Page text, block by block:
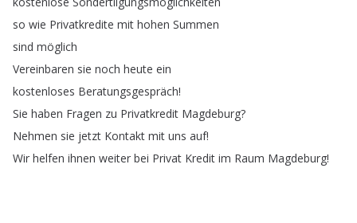
so wie Privatkredite mit hohen Summen
sind möglich
Vereinbaren sie noch heute ein
kostenloses Beratungsgespräch!
Sie haben Fragen zu Privatkredit Magdeburg?
Nehmen sie jetzt Kontakt mit uns auf!
Wir helfen ihnen weiter bei Privat Kredit im Raum Magdeburg!